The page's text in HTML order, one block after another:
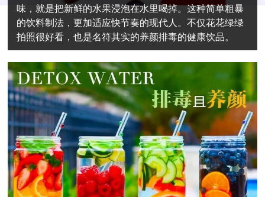
味，就是把新鲜的水果浸泡在水里喝掉。这种简单粗暴
的饮料制法，更加适应快节奏的现代人。不仅花花绿绿
拍照很好看，也是名符其实的养颜排毒的健康饮品。